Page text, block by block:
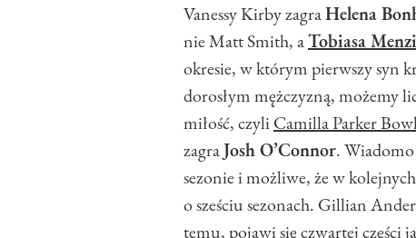
Vanessy Kirby zagraHelena
nie Matt Smith, aTobiasa
okresie, w którym pierwszy syn
dorosłym mężczyzną, możemy
miłość, czyliCamilla Parker
zagraJosh O’Connor.
sezonie i możliwe, że w
o sześciu sezonach. Gillian
temu, pojawi się czwartej części